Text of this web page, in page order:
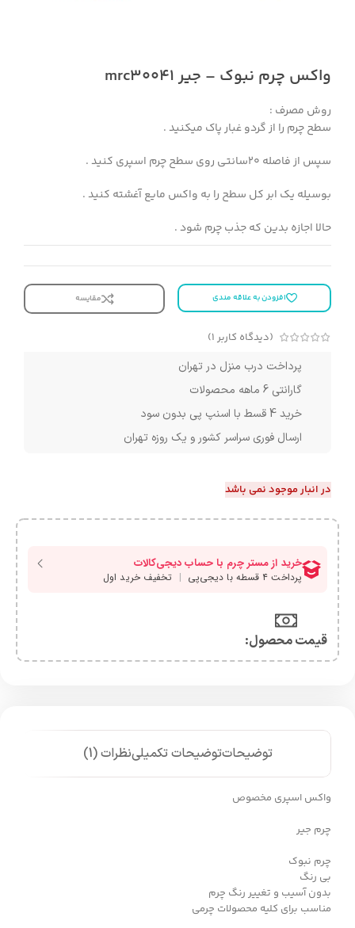
واکس چرم نبوک – جیر mrc30041
روش مصرف :
سطح چرم را از گردو غبار پاک میکنید .
سپس از فاصله 20سانتی روی سطح چرم اسپری کنید .
بوسیله یک ابر کل سطح را به واکس مایع آغشته کنید .
حالا اجازه بدین که جذب چرم شود .
افزودن به علاقه مندی مقایسه
(دیدگاه کاربر 1
)
پرداخت درب منزل در تهران
گارانتی 6 ماهه محصولات
خرید 4 قسط با اسنپ پی بدون سود
ارسال فوری سراسر کشور و یک روزه تهران
در انبار موجود نمی باشد
قیمت محصول:​
توضیحاتتوضیحات تکمیلینظرات (1)
واکس اسپری مخصوص
چرم جیر
چرم نبوک
بی رنگ
بدون آسیب و تغییر رنگ چرم
مناسب برای کلیه محصولات چرمی